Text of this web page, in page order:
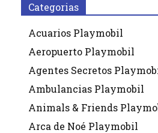
Categorias
Acuarios Playmobil
Aeropuerto Playmobil
Agentes Secretos
Ambulancias Playmobil
Animals & Friends
Arca de Noé Playmobil